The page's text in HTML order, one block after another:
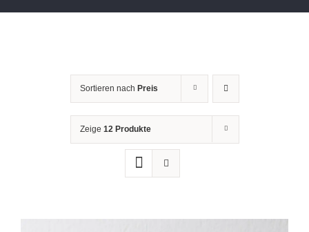
Sortieren nach Preis
Zeige 12 Produkte